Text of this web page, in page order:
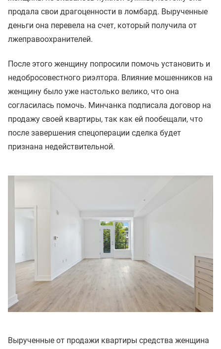
продала свои драгоценности в ломбард. Вырученные
деньги она перевела на счет, который получила от
лжеправоохранителей.
После этого женщину попросили помочь установить и
недобросовестного риэлтора. Влияние мошенников на
женщину было уже настолько велико, что она
согласилась помочь. Минчанка подписала договор на
продажу своей квартиры, так как ей пообещали, что
после завершения спецоперации сделка будет
признана недействительной.
Вырученные от продажи квартиры средства женщина